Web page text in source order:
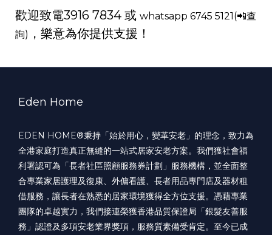
歡迎致電3916 7834 或 whatsapp 6745 5121(📲查
詢) ，樂意為你提供支援！
Eden Home
EDEN HOME®️秉持「始於用心，變革安老」的理念，致力為
全港家庭打造真正無縫的一站式居家安老方案。我們獲社會福
利署認可為「長者社區照顧服務券計劃」服務機構，並全面整
合專業家居護理及復康、外傭看護、長者用品專門店及器材租
借服務，讓長者在熟悉的居家環境獲得全方位支援。憑藉專業
團隊的卓越實力，我們接連榮獲香港品質保證局「銀髮友善服
務」認證及多項安老業界獎項，服務質素備受肯定。至今已成